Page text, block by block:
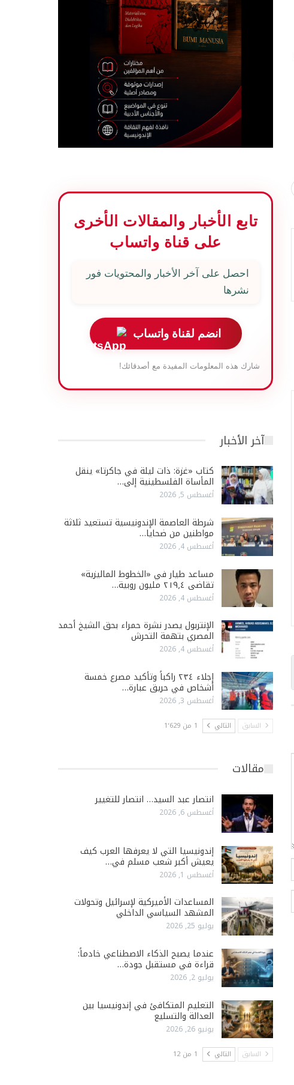
تابع الأخبار والمقالات الأخرى
على قناة واتساب
احصل على آخر الأخبار والمحتويات فور
نشرها
انضم لقناة واتساب
شارك هذه المعلومات المفيدة مع أصدقائك!
آخر الأخبار
كتاب «غزة: ذات ليلة في جاكرتا» ينقل
المأساة الفلسطينية إلى…
أغسطس 5, 2026
شرطة العاصمة الإندونيسية تستعيد ثلاثة
مواطنين من ضحايا…
أغسطس 4, 2026
مساعد طيار في «الخطوط الماليزية»
تقاضى ٢١٩٫٤ مليون روبية…
أغسطس 4, 2026
الإنتربول يصدر نشرة حمراء بحق الشيخ أحمد
المصري بتهمة التحرش
أغسطس 4, 2026
إجلاء ٢٣٤ راكباً وتأكيد مصرع خمسة
أشخاص في حريق عبارة…
أغسطس 3, 2026
السابق التالي 1 من 1٬629
مقالات
انتصار عبد السيد… انتصار للتغيير
أغسطس 6, 2026
إندونيسيا التي لا يعرفها العرب كيف
يعيش أكبر شعب مسلم في…
أغسطس 1, 2026
المساعدات الأميركية لإسرائيل وتحولات
المشهد السياسي الداخلي
يوليو 25, 2026
عندما يصبح الذكاء الاصطناعي خادماً:
قراءة في مستقبل جودة…
يوليو 2, 2026
التعليم المتكافئ في إندونيسيا بين
العدالة والتسليع
يونيو 26, 2026
السابق التالي 1 من 12